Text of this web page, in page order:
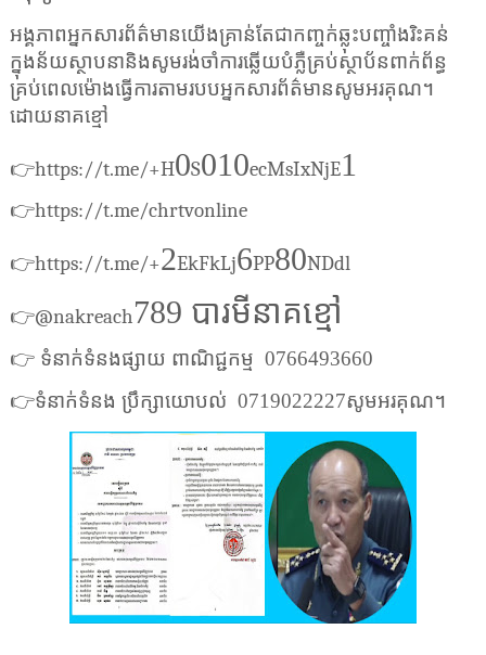
អង្គភាពអ្នកសារព័ត៌មានយើងគ្រាន់តែជាកញ្ចក់ឆ្លុះបញ្ចាំងរិះគន់
ក្នុងន័យស្ថាបនានិងសូមរង់ចាំការឆ្លើយបំភ្លឺគ្រប់ស្ថាប័នពាក់ព័ន្ធ
គ្រប់ពេលម៉ោងធ្វើការតាមរបបអ្នកសារព័ត៌មានសូមអរគុណ។
ដោយនាគខ្មៅ
👉https://t.me/+H0S010ecMsIxNjE1
👉https://t.me/chrtvonline
👉https://t.me/+2EkFkLj6PP80NDdl
👉@nakreach789 បារមីនាគខ្មៅ
👉 ទំនាក់ទំនងផ្សាយ ពាណិជ្ជកម្ម 0766493660
👉ទំនាក់ទំនង ប្រឹក្សាយោបល់ 0719022227សូមអរគុណ។